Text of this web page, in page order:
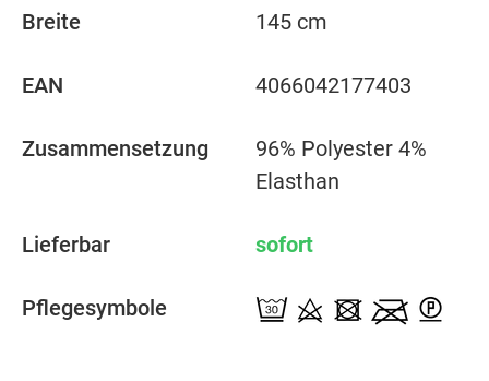
Breite 145 cm
EAN 4066042177403
Zusammensetzung
96% Polyester 4%
Elasthan
Lieferbar sofort
Pflegesymbole